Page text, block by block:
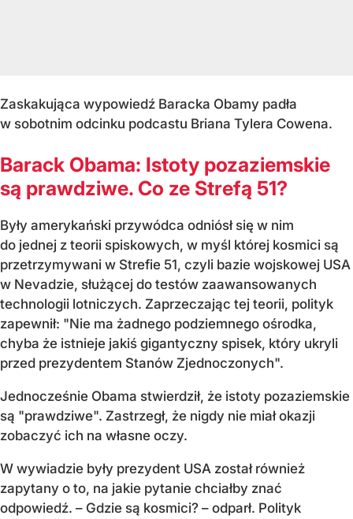
Zaskakująca wypowiedź Baracka Obamy padła
w sobotnim odcinku podcastu Briana Tylera Cowena.
Barack Obama: Istoty pozaziemskie
są prawdziwe. Co ze Strefą 51?
Były amerykański przywódca odniósł się w nim
do jednej z teorii spiskowych, w myśl której kosmici są
przetrzymywani w Strefie 51, czyli bazie wojskowej USA
w Nevadzie, służącej do testów zaawansowanych
technologii lotniczych. Zaprzeczając tej teorii, polityk
zapewnił: "Nie ma żadnego podziemnego ośrodka,
chyba że istnieje jakiś gigantyczny spisek, który ukryli
przed prezydentem Stanów Zjednoczonych".
Jednocześnie Obama stwierdził, że istoty pozaziemskie
są "prawdziwe". Zastrzegł, że nigdy nie miał okazji
zobaczyć ich na własne oczy.
W wywiadzie były prezydent USA został również
zapytany o to, na jakie pytanie chciałby znać
odpowiedź. – Gdzie są kosmici? – odparł. Polityk